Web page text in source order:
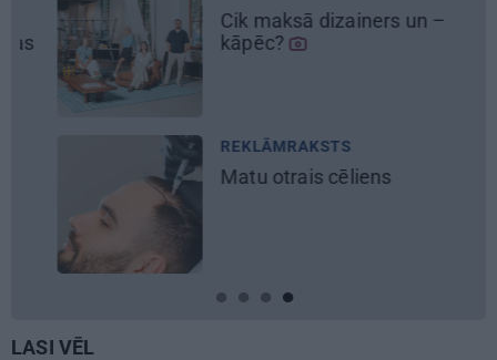
Cik maksā dizainers un –
kāpēc?
Matu otrais cēliens
LASI VĒL